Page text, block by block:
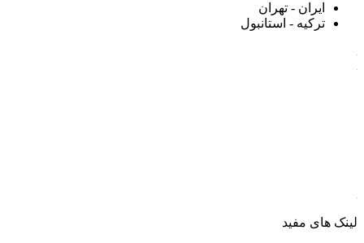
ایران - تهران
ترکیه - استانبول
لینک های مفید